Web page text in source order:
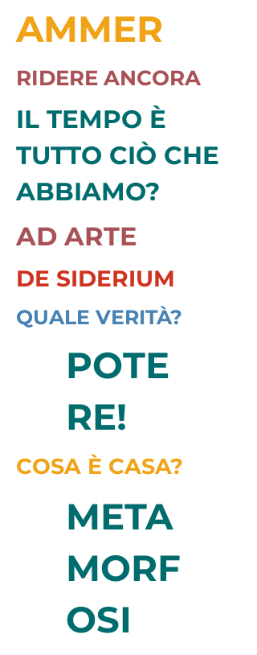
AMMER
RIDERE ANCORA
IL TEMPO È
TUTTO CIÒ CHE
ABBIAMO?
AD ARTE
DE SIDERIUM
QUALE VERITÀ?
POTE
RE!
COSA È CASA?
META
MORF
OSI